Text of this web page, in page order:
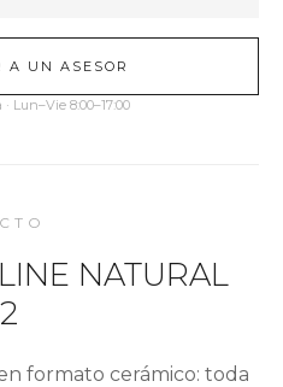
A UN ASESOR
Lun–Vie 8:00–17:00
NATURAL
formato cerámico: toda